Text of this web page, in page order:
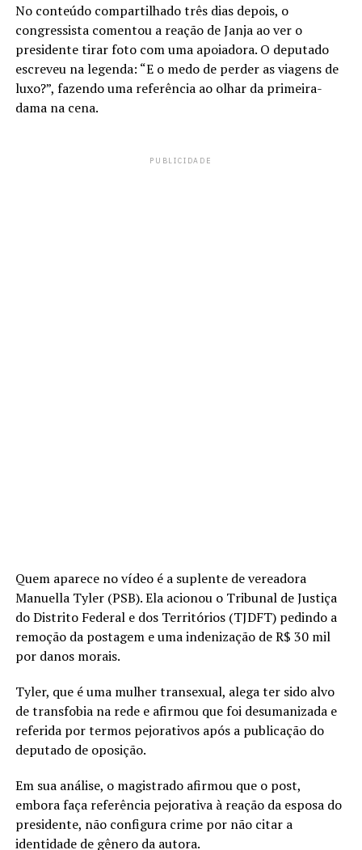
No conteúdo compartilhado três dias depois, o
congressista comentou a reação de Janja ao ver o
presidente tirar foto com uma apoiadora. O deputado
escreveu na legenda: “E o medo de perder as viagens de
luxo?”, fazendo uma referência ao olhar da primeira-
dama na cena.
PUBLICIDADE
Quem aparece no vídeo é a suplente de vereadora
Manuella Tyler (PSB). Ela acionou o Tribunal de Justiça
do Distrito Federal e dos Territórios (TJDFT) pedindo a
remoção da postagem e uma indenização de R$ 30 mil
por danos morais.
Tyler, que é uma mulher transexual, alega ter sido alvo
de transfobia na rede e afirmou que foi desumanizada e
referida por termos pejorativos após a publicação do
deputado de oposição.
Em sua análise, o magistrado afirmou que o post,
embora faça referência pejorativa à reação da esposa do
presidente, não configura crime por não citar a
identidade de gênero da autora.